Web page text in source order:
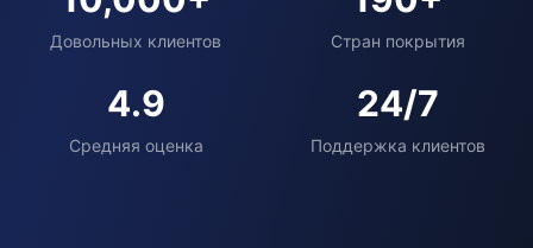
Довольных клиентов Стран покрытия
4.9
Средняя оценка
24/7
Поддержка клиентов